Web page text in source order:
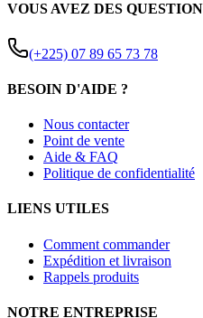
VOUS AVEZ DES
(+225) 07 89 65 73 78
BESOIN D'AIDE ?
Nous contacter
Point de vente
Aide & FAQ
Politique de confidentialité
LIENS UTILES
Comment commander
Expédition et livraison
Rappels produits
NOTRE ENTREPRISE